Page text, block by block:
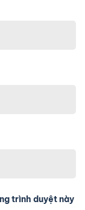
trình duyệt này